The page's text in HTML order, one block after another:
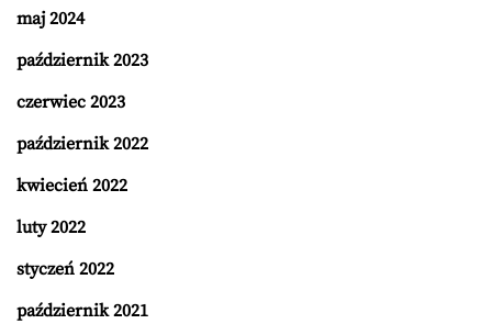
maj 2024
październik 2023
czerwiec 2023
październik 2022
kwiecień 2022
luty 2022
styczeń 2022
październik 2021